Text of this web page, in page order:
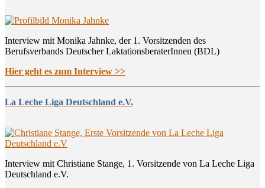
Interview mit Monika Jahnke, der 1. Vorsitzenden des
Berufsverbands Deutscher LaktationsberaterInnen (BDL)
Hier geht es zum Interview >>
La Leche Liga Deutschland e.V.
Interview mit Christiane Stange, 1. Vorsitzende von La Leche Liga
Deutschland e.V.